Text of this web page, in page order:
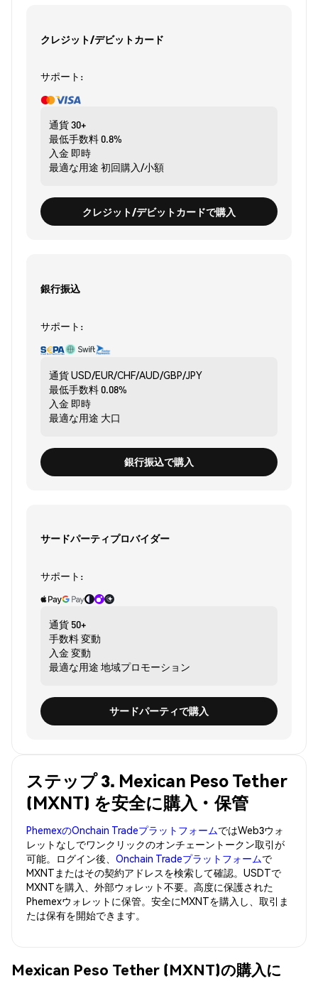
クレジット/デビットカード
サポート:
通貨30+
最低手数料0.8%
入金 即時
最適な用途 初回購入/小額
クレジット/デビットカードで購入
銀行振込
サポート:
通貨USD/EUR/CHF/AUD/GBP/JPY
最低手数料0.08%
入金 即時
最適な用途 大口
銀行振込で購入
サードパーティプロバイダー
サポート:
通貨 50+
手数料変動
入金 変動
最適な用途 地域プロモーション
サードパーティで購入
ステップ 3. Mexican Peso Tether
(MXNT) を安全に購入・保管
PhemexのOnchain TradeプラットフォームではWeb3ウォ
レットなしでワンクリックのオンチェーントークン取引が
可能。ログイン後、 Onchain Tradeプラットフォームで
MXNTまたはその契約アドレスを検索して確認。USDTで
MXNTを購入、外部ウォレット不要。高度に保護された
Phemexウォレットに保管。安全にMXNTを購入し、取引ま
たは保有を開始できます。
Mexican Peso Tether (MXNT)の購入に